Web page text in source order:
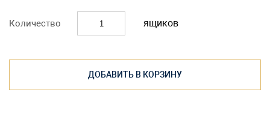
Количество ящиков
ДОБАВИТЬ В КОРЗИНУ